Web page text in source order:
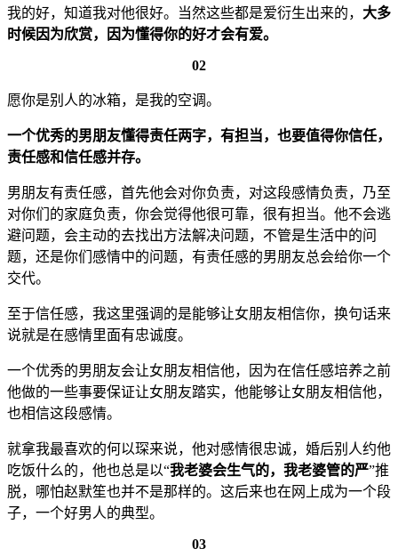
我的好，知道我对他很好。当然这些都是爱衍生出来的， 大多
时候因为欣赏，因为懂得你的好才会有爱。
02
愿你是别人的冰箱，是我的空调。
一个优秀的男朋友懂得责任两字，有担当，也要值得你信任，
责任感和信任感并存。
男朋友有责任感，首先他会对你负责，对这段感情负责，乃至
对你们的家庭负责，你会觉得他很可靠，很有担当。他不会逃
避问题，会主动的去找出方法解决问题，不管是生活中的问
题，还是你们感情中的问题，有责任感的男朋友总会给你一个
交代。
至于信任感，我这里强调的是能够让女朋友相信你，换句话来
说就是在感情里面有忠诚度。
一个优秀的男朋友会让女朋友相信他，因为在信任感培养之前
他做的一些事要保证让女朋友踏实，他能够让女朋友相信他，
也相信这段感情。
就拿我最喜欢的何以琛来说，他对感情很忠诚，婚后别人约他
吃饭什么的，他也总是以“我老婆会生气的，我老婆管的严”推
脱，哪怕赵默笙也并不是那样的。这后来也在网上成为一个段
子，一个好男人的典型。
03